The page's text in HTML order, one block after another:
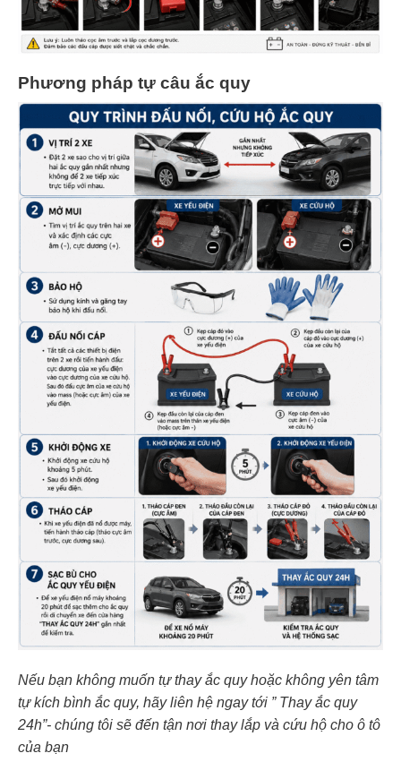
Phương pháp tự câu ắc quy
Nếu bạn không muốn tự thay ắc quy hoặc không yên tâm
tự kích bình ắc quy, hãy liên hệ ngay tới ” Thay ắc quy
24h”- chúng tôi sẽ đến tận nơi thay lắp và cứu hộ cho ô tô
của bạn